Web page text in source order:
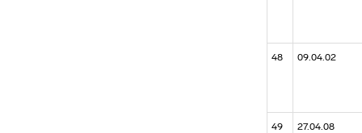
48 09.04.02
49 27.04.08